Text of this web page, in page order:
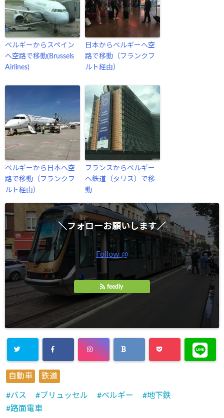
ベルギーからスペイン
へ空路で移動(Brussels
Airlines)
日本からベルギーへ空
路で移動（フランクフ
ルト経由）
ベルギーから日本へ空
路で移動（フランクフ
ルト経由）
フランスからベルギー
へ鉄道（タリス）で移
動
＼フォローお願いします／
Follow @
feedly
自動車 鉄道
バス ブリュッセル ベルギー
地下鉄
路面電車